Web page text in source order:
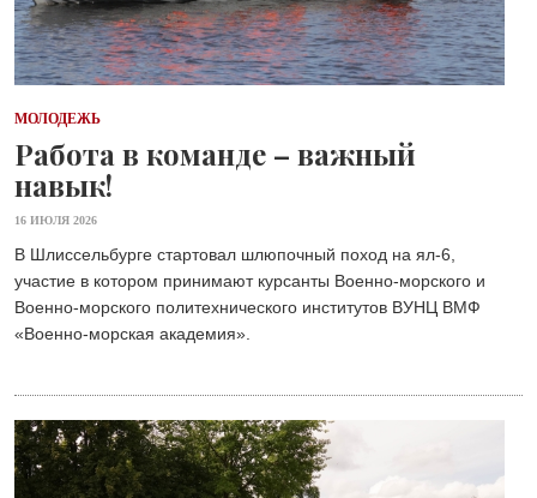
МОЛОДЕЖЬ
Работа в команде – важный
навык!
16 ИЮЛЯ 2026
В Шлиссельбурге стартовал шлюпочный поход на ял-6,
участие в котором принимают курсанты Военно-морского и
Военно-морского политехнического институтов ВУНЦ ВМФ
«Военно-морская академия».